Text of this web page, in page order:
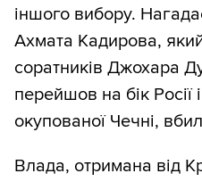
іншого вибору.
Ахмата Кадирова,
соратників Джохара
перейшов на бік Росії
окупованої Чечні,
Влада, отримана від